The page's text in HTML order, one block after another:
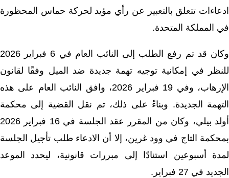
ادعاءات تتعلق بالتعبير عن رأي مؤيد لحركة حماس المحظورة
في المملكة المتحدة.
وكان قد تم رفع الطلب إلى النائب العام في 6 فبراير 2026
للنظر في إمكانية توجيه تهمة جديدة ضد الميل وفقًا لقانون
الإرهاب، وفي 19 فبراير 2026، وافق النائب العام على هذه
التهمة الجديدة. وبناءً على ذلك، تم نقل القضية إلى محكمة
أولد بيلي، وكان من المقرر عقد الجلسة في 16 فبراير 2026
بمحكمة التاج في وود غرين، إلا أن الادعاء طلب تأجيل الجلسة
لمدة أسبوعين استنادًا إلى مبررات قانونية، ليحدد الموعد
الجديد في 27 فبراير.